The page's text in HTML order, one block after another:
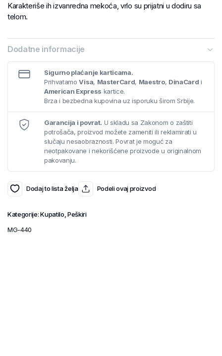
Karakteriše ih izvanredna mekoća, vrlo su prijatni u dodiru sa
telom.
Dodatne informacije
Sigurno plaćanje karticama.
PrihvatamoVisa, MasterCard, Maestro, DinaCard i
American Express kartice.
Brza i bezbedna kupovina uz isporuku širom Srbije.
Garancija i povrat. U skladu sa Zakonom o zaštiti
potrošača, proizvod možete zameniti ili reklamirati u
slučaju nesaobraznosti. Povrat je moguć za
neotpakovane i nekorišćene proizvode u originalnom
pakovanju.
Dodaj to lista želja Podeli ovaj proizvod
Kategorije:Kupatilo Peškiri
MG-440